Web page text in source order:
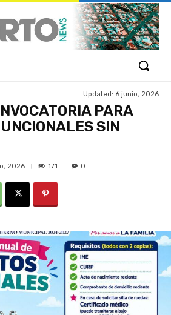
Updated: 6 junio, 2026
PARA
SIN
2026 171 0